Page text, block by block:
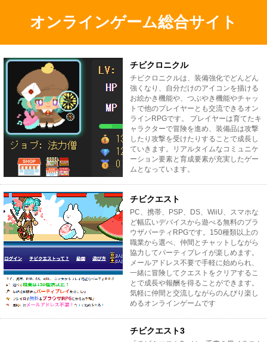
オンラインゲーム総合サイト
チビクロニクル
チビクロニクルは、装備強化でどんどん
強くなり、自分だけのアイコンを描ける
お絵かき機能や、つぶやき機能やチャッ
トで他のプレイヤーとも交流できるオン
ラインRPGです。 プレイヤーは育てたキ
ャラクターで冒険を進め、装備品は攻撃
したり攻撃を受けたりすることで成長し
ていきます。リアルタイムなコミュニケ
ーション要素と育成要素が充実したゲー
ムとなっています。
チビクエスト
PC、携帯、PSP、DS、WiiU、スマホな
ど幅広いデバイスから遊べる無料のブラ
ウザパーティRPGです。150種類以上の
職業から選べ、仲間とチャットしながら
協力してパーティプレイが楽しめます。
メールアドレス不要で手軽に始められ、
一緒に冒険してクエストをクリアするこ
とで成長や報酬を得ることができます。
気軽に仲間と交流しながらのんびり楽し
めるオンラインゲームです
チビクエスト3